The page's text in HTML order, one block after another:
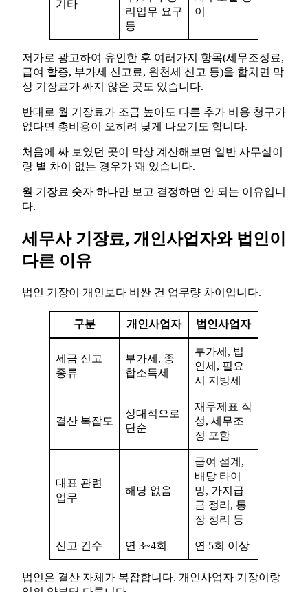
기타
리업무 요구
등
이
저가로 광고하여 유인한 후 여러가지 항목(세무조정료,
급여 할증, 부가세 신고료, 원천세 신고 등)을 합치면 막
상 기장료가 싸지 않은 곳도 있습니다.
반대로 월 기장료가 조금 높아도 다른 추가 비용 청구가
없다면 총비용이 오히려 낮게 나오기도 합니다.
처음에 싸 보였던 곳이 막상 계산해보면 일반 사무실이
랑 별 차이 없는 경우가 꽤 있습니다.
월 기장료 숫자 하나만 보고 결정하면 안 되는 이유입니
다.
세무사 기장료, 개인사업자와 법인이
다른 이유
법인 기장이 개인보다 비싼 건 업무량 차이입니다.
구분 개인사업자 법인사업자
세금 신고
종류
부가세, 종
합소득세
부가세, 법
인세, 필요
시 지방세
결산 복잡도
상대적으로
단순
재무제표 작
성, 세무조
정 포함
대표 관련
업무
해당 없음
급여 설계,
배당 타이
밍, 가지급
금 정리, 통
장 정리 등
신고 건수 연 3~4회 연 5회 이상
법인은 결산 자체가 복잡합니다. 개인사업자 기장이랑